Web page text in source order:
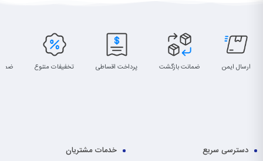
ارسال ایمن ضمانت بازگشت پرداخت اقساطی تخفیفات متنوع
دسترسی سریع خدمات مشتریان